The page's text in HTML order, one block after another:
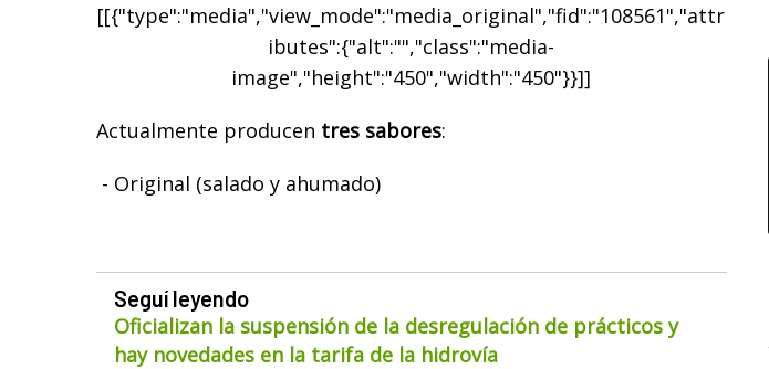
[[{"type":"media","view_mode":"media_original","fid":"108561","attr
ibutes":{"alt":"","class":"media-
image","height":"450","width":"450"}}]]
Actualmente producen tres sabores:
- Original (salado y ahumado)
Seguí leyendo
Oficializan la suspensión de la desregulación de prácticos y
hay novedades en la tarifa de la hidrovía